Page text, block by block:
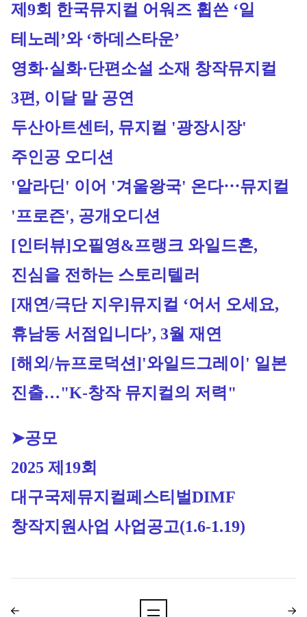
제9회 한국뮤지컬 어워즈 휩쓴 ‘일
테노레’와 ‘하데스타운’
영화·실화·단편소설 소재 창작뮤지컬
3편, 이달 말 공연
두산아트센터, 뮤지컬 '광장시장'
주인공 오디션
'알라딘' 이어 '겨울왕국' 온다⋯뮤지컬
'프로즌', 공개오디션
[인터뷰]오필영&프랭크 와일드혼,
진심을 전하는 스토리텔러
[재연/극단 지우]뮤지컬 ‘어서 오세요,
휴남동 서점입니다’, 3월 재연
[해외/뉴프로덕션]'와일드그레이' 일본
진출…"K-창작 뮤지컬의 저력"
➤공모
2025 제19회
대구국제뮤지컬페스티벌DIMF
창작지원사업 사업공고(1.6-1.19)